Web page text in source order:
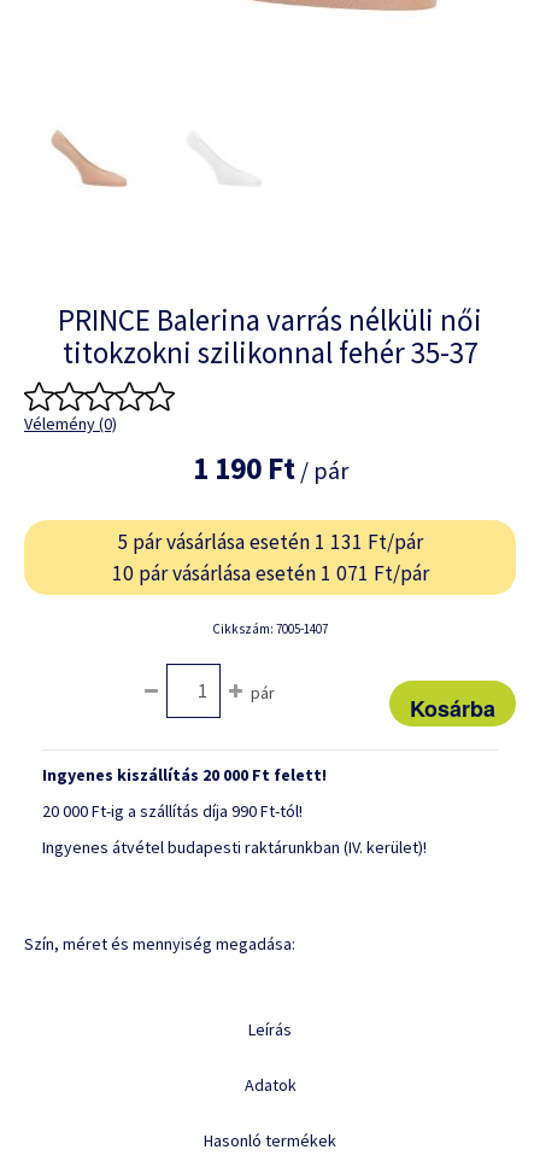
PRINCE Balerina varrás nélküli női
titokzokni szilikonnal fehér 35-37
Vélemény (0)
1 190 Ft/ pár
5 pár vásárlása esetén 1 131 Ft/pár
10 pár vásárlása esetén 1 071 Ft/pár
Cikkszám: 7005-1407
pár
Ingyenes kiszállítás 20 000 Ft felett!
20 000 Ft-ig a szállítás díja 990 Ft-tól!
Ingyenes átvétel budapesti raktárunkban (IV. kerület)!
Szín, méret és mennyiség megadása:
Leírás
Adatok
Hasonló termékek